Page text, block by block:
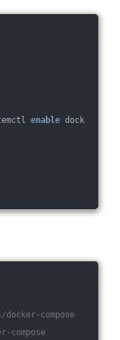
enable dock
compose
compose